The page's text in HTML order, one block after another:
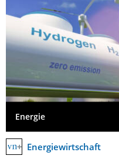
Energie
Energiewirtschaft